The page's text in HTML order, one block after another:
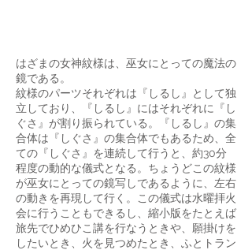
はざまの女神紋様は、巫女にとっての魔法の
鏡である。
紋様のパーツそれぞれは『しるし』として独
立しており、『しるし』にはそれぞれに『し
ぐさ』が割り振られている。『しるし』の集
合体は『しぐさ』の集合体でもあるため、全
ての『しぐさ』を連続して行うと、約30分
程度の動的な儀式となる。ちょうどこの紋様
が巫女にとっての鏡写しであるように、左右
の動きを再現して行く。この儀式は水曜拝火
会に行うこともできるし、縮小版をたとえば
旅先でひめひこ講を行なうときや、願掛けを
したいとき、火を見つめたとき、ふとトラン